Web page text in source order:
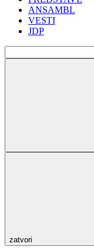
ANSAMBL
VESTI
JDP
zatvori